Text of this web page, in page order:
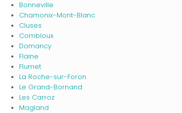
Bonneville
Chamonix-Mont-Blanc
Cluses
Combloux
Domancy
Flaine
Flumet
La Roche-sur-Foron
Le Grand-Bornand
Les Carroz
Magland